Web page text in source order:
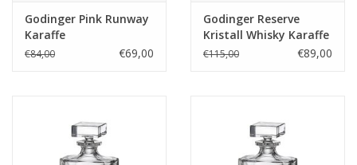
Godinger Pink Runway
Karaffe
€84,00 €69,00
Godinger Reserve
Kristall Whisky Karaffe
– 1,18 Liter
€115,00 €89,00